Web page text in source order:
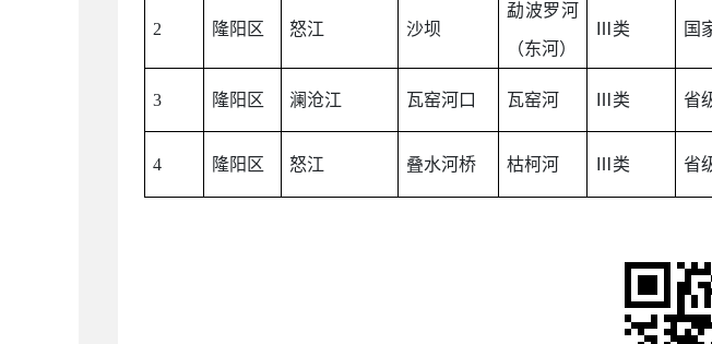
2 隆阳区 怒江 沙坝
勐波罗河
（东河）
Ⅲ类 国
3 隆阳区 澜沧江 瓦窑河口 瓦窑河 Ⅲ类 省
4 隆阳区 怒江 叠水河桥 枯柯河 Ⅲ类 省